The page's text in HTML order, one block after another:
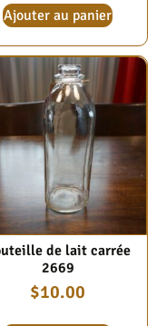
Ajouter au panier
de lait carrée
2669
$10.00